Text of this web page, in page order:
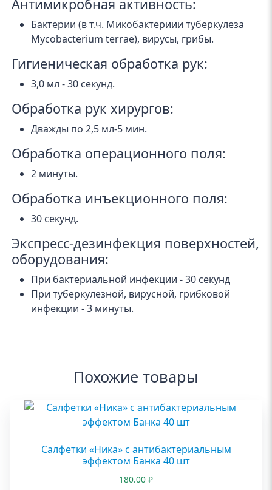
Антимикробная активность:
Бактерии (в т.ч. Микобактериии туберкулеза
Mycobacterium terrae), вирусы, грибы.
Гигиеническая обработка рук:
3,0 мл - 30 секунд.
Обработка рук хирургов:
Дважды по 2,5 мл-5 мин.
Обработка операционного поля:
2 минуты.
Обработка инъекционного поля:
30 секунд.
Экспресс-дезинфекция поверхностей,
оборудования:
При бактериальной инфекции - 30 секунд
При туберкулезной, вирусной, грибковой
инфекции - 3 минуты.
Похожие товары
Салфетки «Ника» с антибактериальным
эффектом Банка 40 шт
180.00 ₽